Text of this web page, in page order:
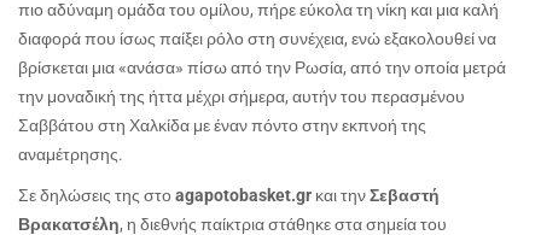
πιο αδύναμη ομάδα του ομίλου, πήρε εύκολα τη νίκη και μια καλή
διαφορά που ίσως παίξει ρόλο στη συνέχεια, ενώ εξακολουθεί να
βρίσκεται μια «ανάσα» πίσω από την Ρωσία, από την οποία μετρά
την μοναδική της ήττα μέχρι σήμερα, αυτήν του περασμένου
Σαββάτου στη Χαλκίδα με έναν πόντο στην εκπνοή της
αναμέτρησης.
Σε δηλώσεις της στοagapotobasket.gr και τηνΣεβαστή
Βρακατσέλη, η διεθνής παίκτρια στάθηκε στα σημεία του